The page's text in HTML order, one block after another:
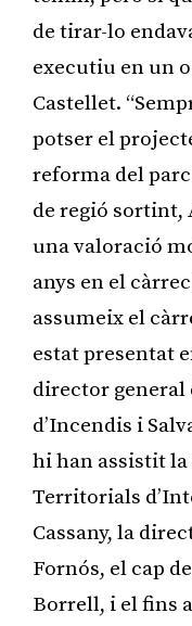
de tirar-lo
executiu en un o
Castellet.
potser el
reforma del
de regió sortint,
una valoració
anys en el
assumeix el
estat presentat
director general
d’Incendis i
hi han assistit la
Territorials
Cassany, la
Fornós, el cap
Borrell, i el fins